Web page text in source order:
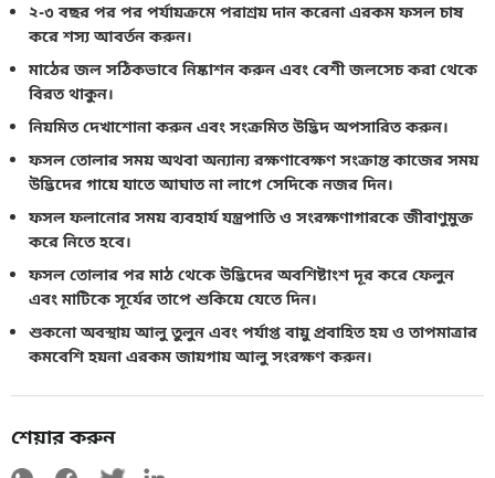
২-৩ বছর পর পর পর্যায়ক্রমে পরাশ্রয় দান করেনা এরকম ফসল চাষ
করে শস্য আবর্তন করুন।
মাঠের জল সঠিকভাবে নিষ্কাশন করুন এবং বেশী জলসেচ করা থেকে
বিরত থাকুন।
নিয়মিত দেখাশোনা করুন এবং সংক্রমিত উদ্ভিদ অপসারিত করুন।
ফসল তোলার সময় অথবা অন্যান্য রক্ষণাবেক্ষণ সংক্রান্ত কাজের সময়
উদ্ভিদের গায়ে যাতে আঘাত না লাগে সেদিকে নজর দিন।
ফসল ফলানোর সময় ব্যবহার্য যন্ত্রপাতি ও সংরক্ষণাগারকে জীবাণুমুক্ত
করে নিতে হবে।
ফসল তোলার পর মাঠ থেকে উদ্ভিদের অবশিষ্টাংশ দূর করে ফেলুন
এবং মাটিকে সূর্যের তাপে শুকিয়ে যেতে দিন।
শুকনো অবস্থায় আলু তুলুন এবং পর্যাপ্ত বায়ু প্রবাহিত হয় ও তাপমাত্রার
কমবেশি হয়না এরকম জায়গায় আলু সংরক্ষণ করুন।
শেয়ার করুন